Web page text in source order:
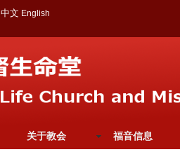
中文 English
关于教会 福音信息